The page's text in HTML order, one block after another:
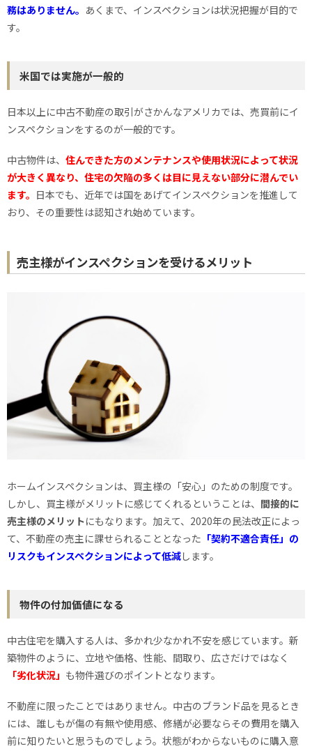
務はありません。 あくまで、インスペクションは状況把握が目的で
す。
米国では実施が一般的
日本以上に中古不動産の取引がさかんなアメリカでは、売買前にイ
ンスペクションをするのが一般的です。
中古物件は、 住んできた方のメンテナンスや使用状況によって状況
が大きく異なり、住宅の欠陥の多くは目に見えない部分に潜んでい
ます。 日本でも、近年では国をあげてインスペクションを推進して
おり、その重要性は認知され始めています。
売主様がインスペクションを受けるメリット
ホームインスペクションは、買主様の「安心」のための制度です。
しかし、買主様がメリットに感じてくれるということは、 間接的に
売主様のメリットにもなります。加えて、2020年の民法改正によっ
て、不動産の売主に課せられることとなった 「契約不適合責任」の
リスクもインスペクションによって低減します。
物件の付加価値になる
中古住宅を購入する人は、多かれ少なかれ不安を感じています。新
築物件のように、立地や価格、性能、間取り、広さだけではなく
「劣化状況」 も物件選びのポイントとなります。
不動産に限ったことではありません。中古のブランド品を見るとき
には、誰しもが傷の有無や使用感、修繕が必要ならその費用を購入
前に知りたいと思うものでしょう。状態がわからないものに購入意